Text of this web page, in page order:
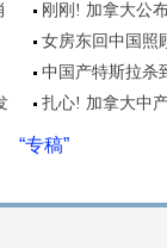
刚刚! 加拿大公
女房东回中国照
中国产特斯拉杀
扎心! 加拿大中
“专稿”